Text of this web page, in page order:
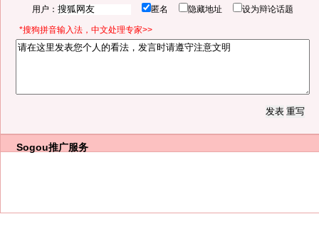
用户： 匿名 隐藏地址 设为辩论话题
*搜狗拼音输入法，中文处理专家>>
Sogou推广服务